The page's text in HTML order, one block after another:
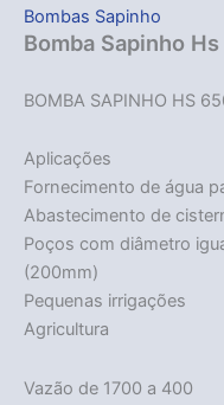
Bombas Sapinho
Bomba Sapinho
BOMBA SAPINHO HS
Aplicações
Fornecimento de água
Abastecimento de
Poços com diâmetro
(200mm)
Pequenas irrigações
Agricultura
Vazão de 1700 a 400